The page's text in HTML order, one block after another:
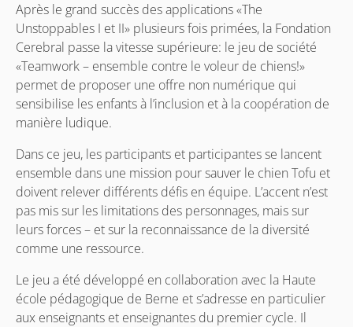
Après le grand succès des applications «The
Unstoppables I et II» plusieurs fois primées, la Fondation
Cerebral passe la vitesse supérieure: le jeu de société
«Teamwork – ensemble contre le voleur de chiens!»
permet de proposer une offre non numérique qui
sensibilise les enfants à l’inclusion et à la coopération de
manière ludique.
Dans ce jeu, les participants et participantes se lancent
ensemble dans une mission pour sauver le chien Tofu et
doivent relever différents défis en équipe. L’accent n’est
pas mis sur les limitations des personnages, mais sur
leurs forces – et sur la reconnaissance de la diversité
comme une ressource.
Le jeu a été développé en collaboration avec la Haute
école pédagogique de Berne et s’adresse en particulier
aux enseignants et enseignantes du premier cycle. Il